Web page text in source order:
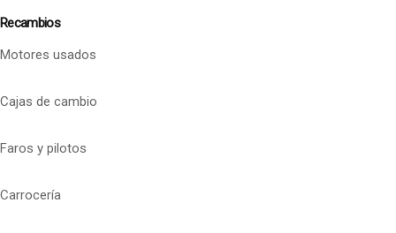
Recambios
Motores usados
Cajas de cambio
Faros y pilotos
Carrocería